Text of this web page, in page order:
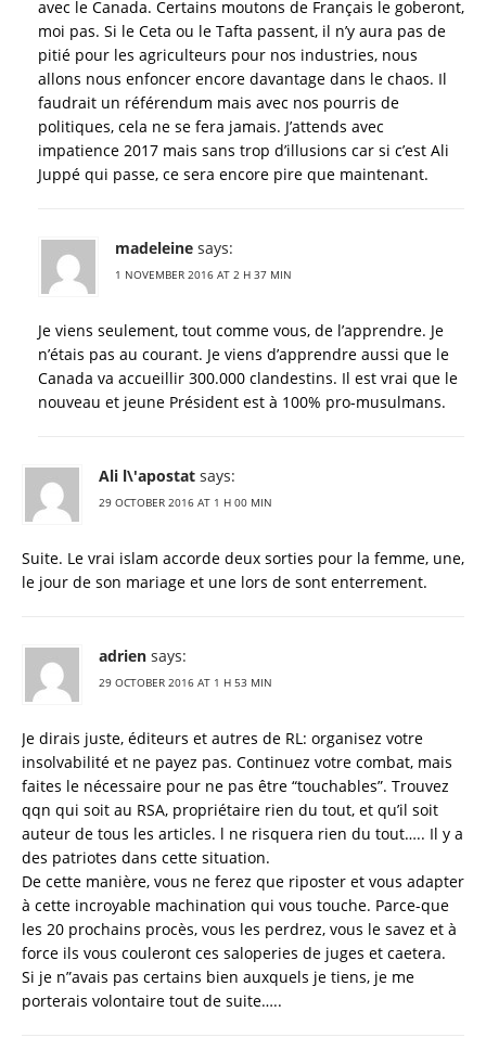
avec le Canada. Certains moutons de Français le goberont,
moi pas. Si le Ceta ou le Tafta passent, il n’y aura pas de
pitié pour les agriculteurs pour nos industries, nous
allons nous enfoncer encore davantage dans le chaos. Il
faudrait un référendum mais avec nos pourris de
politiques, cela ne se fera jamais. J’attends avec
impatience 2017 mais sans trop d’illusions car si c’est Ali
Juppé qui passe, ce sera encore pire que maintenant.
madeleine says:
1 NOVEMBER 2016 AT 2 H 37 MIN
Je viens seulement, tout comme vous, de l’apprendre. Je
n’étais pas au courant. Je viens d’apprendre aussi que le
Canada va accueillir 300.000 clandestins. Il est vrai que le
nouveau et jeune Président est à 100% pro-musulmans.
Ali l\'apostat says:
29 OCTOBER 2016 AT 1 H 00 MIN
Suite. Le vrai islam accorde deux sorties pour la femme, une,
le jour de son mariage et une lors de sont enterrement.
adrien says:
29 OCTOBER 2016 AT 1 H 53 MIN
Je dirais juste, éditeurs et autres de RL: organisez votre
insolvabilité et ne payez pas. Continuez votre combat, mais
faites le nécessaire pour ne pas être “touchables”. Trouvez
qqn qui soit au RSA, propriétaire rien du tout, et qu’il soit
auteur de tous les articles. l ne risquera rien du tout….. Il y a
des patriotes dans cette situation.
De cette manière, vous ne ferez que riposter et vous adapter
à cette incroyable machination qui vous touche. Parce-que
les 20 prochains procès, vous les perdrez, vous le savez et à
force ils vous couleront ces saloperies de juges et caetera.
Si je n”avais pas certains bien auxquels je tiens, je me
porterais volontaire tout de suite…..